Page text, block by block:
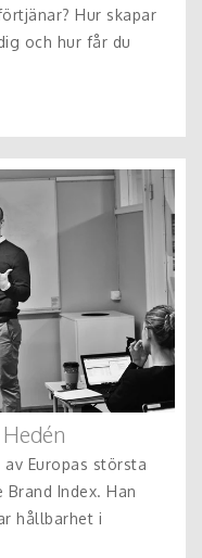
Hur skapar
och hur får du
av Europas största
Index. Han
hållbarhet i